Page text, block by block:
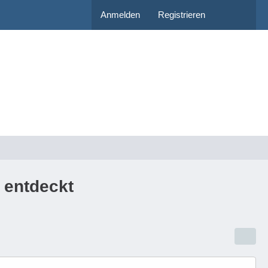
Anmelden Registrieren
entdeckt